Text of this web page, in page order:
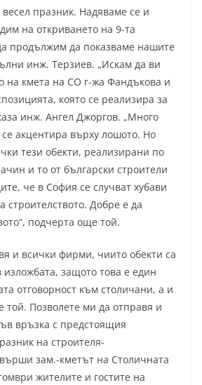
празник. Надяваме се и
на откриването на 9-та
продължим да показваме нашите
инж. Терзиев. „Искам да ви
на кмета на СО г-жа Фандъкова и
която се реализира за
инж. Ангел Джоргов. „Много
акцентира върху лошото. Но
тези обекти, реализирани по
и то от български строители
че в София се случват хубави
строителството. Добре е да
подчерта още той.
и всички фирми, чиито обекти са
защото това е един
отговорност към столичани, а и
той. Позволете ми да отправя и
връзка с предстоящия
на строителя-
зам.-кметът на Столичната
жителите и гостите на